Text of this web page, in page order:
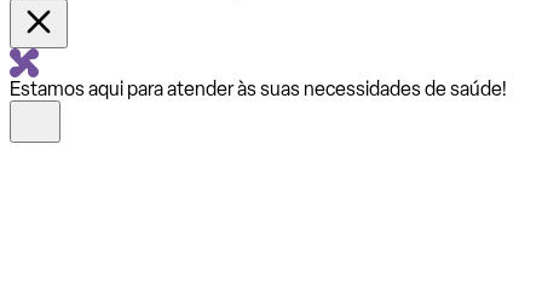
Estamos aqui para atender às suas necessidades de saúde!